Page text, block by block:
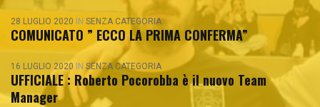
28 LUGLIO 2020 IN SENZA CATEGORIA
COMUNICATO ” ECCO LA PRIMA CONFERMA”
16 LUGLIO 2020 IN SENZA CATEGORIA
UFFICIALE : Roberto Pocorobba è il nuovo Team
Manager